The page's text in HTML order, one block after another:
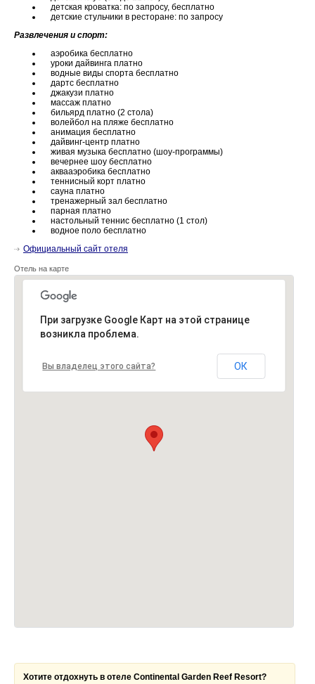
детская кроватка: по запросу, бесплатно
детские стульчики в ресторане: по запросу
Развлечения и спорт:
аэробика бесплатно
уроки дайвинга платно
водные виды спорта бесплатно
дартс бесплатно
джакузи платно
массаж платно
бильярд платно (2 стола)
волейбол на пляже бесплатно
анимация бесплатно
дайвинг-центр платно
живая музыка бесплатно (шоу-программы)
вечернее шоу бесплатно
аквааэробика бесплатно
теннисный корт платно
сауна платно
тренажерный зал бесплатно
парная платно
настольный теннис бесплатно (1 стол)
водное поло бесплатно
Официальный сайт отеля
Отель на карте
При загрузке Google Карт на этой странице
возникла проблема.
Вы владелец этого сайта? ОК
Хотите отдохнуть в отеле Continental Garden Reef Resort?